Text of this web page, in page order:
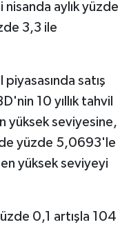
aylık yüzde
3,3 ile
satış
10 yıllık tahvil
yüksek seviyesine,
de yüzde 5,0693'le
yüksek seviyeyi
0,1 artışla 104